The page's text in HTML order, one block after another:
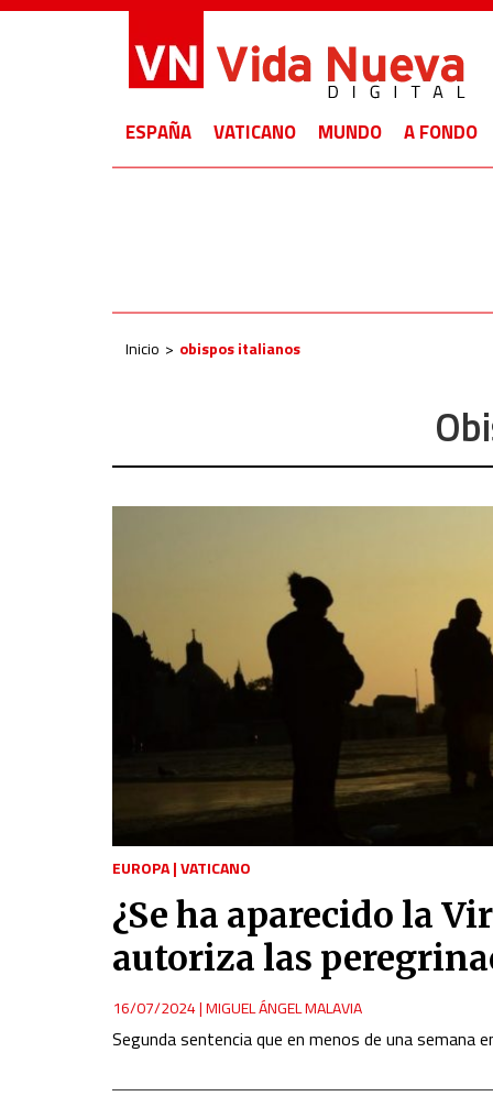
ESPAÑA VATICANO MUNDO A FONDO
Inicio obispos italianos
EUROPA|VATICANO
¿Se ha aparecido la
autoriza las
16/07/2024|MIGUEL ÁNGEL MALAVIA
Segunda sentencia que en menos de una semana